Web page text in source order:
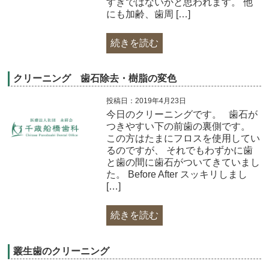
にも加齢、歯周 […]
続きを読む
クリーニング 歯石除去・樹脂の変色
投稿日：2019年4月23日
今日のクリーニングです。 歯石が
つきやすい下の前歯の裏側です。
この方はたまにフロスを使用してい
るのですが、 それでもわずかに歯
と歯の間に歯石がついてきていまし
た。 Before After スッキリしまし
[…]
続きを読む
叢生歯のクリーニング